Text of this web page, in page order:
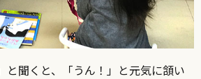
と聞くと、「うん！」と元気に頷い